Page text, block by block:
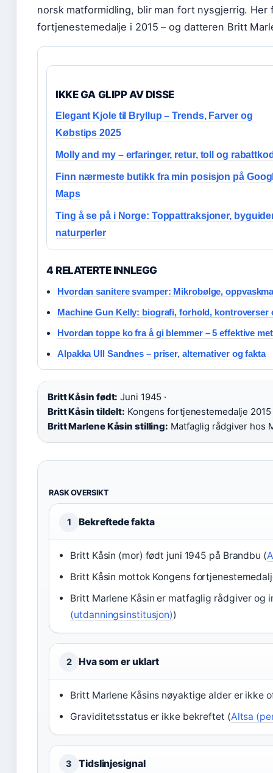
norsk matformidling, blir man fort nysgjerrig.
fortjenestemedalje i 2015 – og datteren Britt
IKKE GA GLIPP AV DISSE
Elegant Kjole til Bryllup – Trends, Farver og
Købstips 2025
Molly and my – erfaringer, retur, toll og
Finn nærmeste butikk fra min posisjon på
Maps
Ting å se på i Norge: Toppattraksjoner,
naturperler
4 RELATERTE INNLEGG
Hvordan sanitere svamper: Mikrobølge,
Machine Gun Kelly: biografi, forhold, kontroverser
Hvordan toppe ko fra å gi blemmer – 5 effektive
Alpakka Ull Sandnes – priser, alternativer og fakta
Britt Kåsin født: Juni 1945 ·
Britt Kåsin tildelt: Kongens fortjenestemedalje 2015
Britt Marlene Kåsin stilling: Matfaglig rådgiver hos
RASK OVERSIKT
1 Bekreftede fakta
Britt Kåsin (mor) født juni 1945 på Brandbu (
Britt Kåsin mottok Kongens
Britt Marlene Kåsin er matfaglig rådgiver og
(utdanningsinstitusjon))
2 Hva som er uklart
Britt Marlene Kåsins nøyaktige alder er ikke
Graviditetsstatus er ikke bekreftet (Altsa
3 Tidslinjesignal